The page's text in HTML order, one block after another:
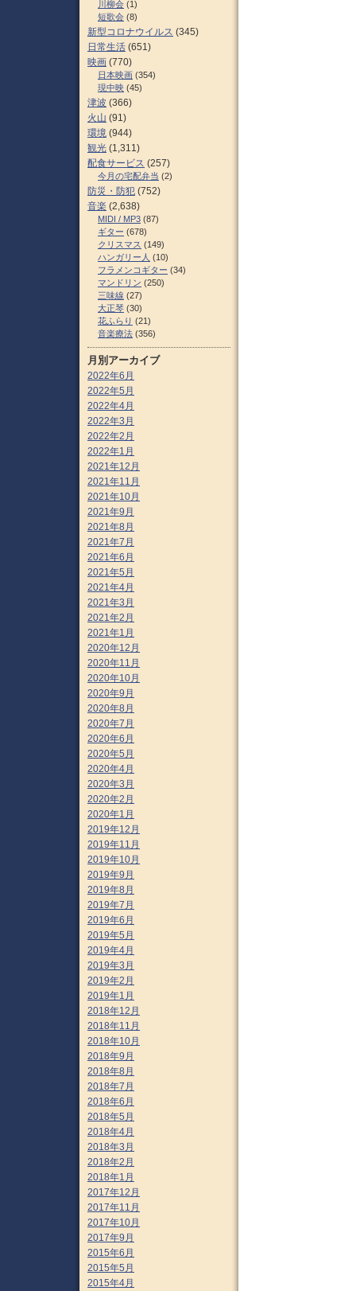
川柳会 (1)
短歌会 (8)
新型コロナウイルス (345)
日常生活 (651)
映画 (770)
日本映画 (354)
現中映 (45)
津波 (366)
火山 (91)
環境 (944)
観光 (1,311)
配食サービス (257)
今月の宅配弁当 (2)
防災・防犯 (752)
音楽 (2,638)
MIDI / MP3 (87)
ギター (678)
クリスマス (149)
ハンガリー人 (10)
フラメンコギター (34)
マンドリン (250)
三味線 (27)
大正琴 (30)
花ふらり (21)
音楽療法 (356)
月別アーカイブ
2022年6月
2022年5月
2022年4月
2022年3月
2022年2月
2022年1月
2021年12月
2021年11月
2021年10月
2021年9月
2021年8月
2021年7月
2021年6月
2021年5月
2021年4月
2021年3月
2021年2月
2021年1月
2020年12月
2020年11月
2020年10月
2020年9月
2020年8月
2020年7月
2020年6月
2020年5月
2020年4月
2020年3月
2020年2月
2020年1月
2019年12月
2019年11月
2019年10月
2019年9月
2019年8月
2019年7月
2019年6月
2019年5月
2019年4月
2019年3月
2019年2月
2019年1月
2018年12月
2018年11月
2018年10月
2018年9月
2018年8月
2018年7月
2018年6月
2018年5月
2018年4月
2018年3月
2018年2月
2018年1月
2017年12月
2017年11月
2017年10月
2017年9月
2015年6月
2015年5月
2015年4月